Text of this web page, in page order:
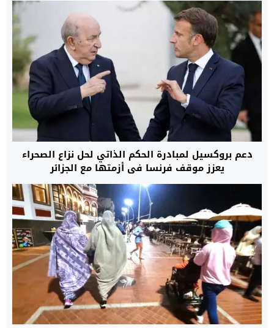
دعم بروكسيل لمبادرة الحكم الذاتي لحل نزاع الصحراء
يعزز موقف فرنسا في أزمتها مع الجزائر